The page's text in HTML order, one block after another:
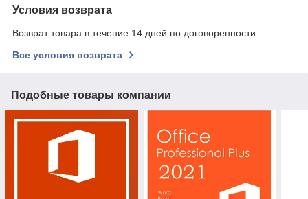
Условия возврата
Возврат товара в течение 14 дней по договоренности
Все условия возврата
Подобные товары компании